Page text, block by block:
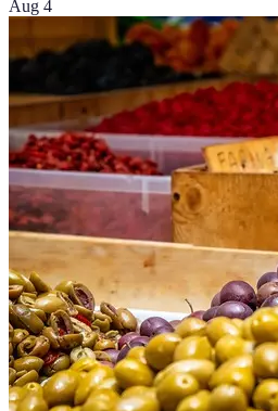
Aug 4